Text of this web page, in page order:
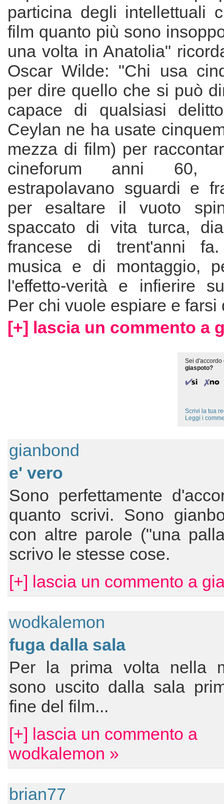
particina degli intellettuali
film quanto più sono
una volta in Anatolia"
Oscar Wilde: "Chi usa
per dire quello che si può
capace di qualsiasi
Ceylan ne ha usate
mezza di film) per
cineforum anni 60,
estrapolavano sguardi e
per esaltare il vuoto
spaccato di vita turca,
francese di trent'anni
musica e di montaggio,
l'effetto-verità e infierire
Per chi vuole espiare e farsi
[+] lascia un commento a
Sei d'accordo
giaspoto?
Scrivi la tua
Leggi i
gianbond
e' vero
Sono perfettamente
quanto scrivi. Sono
con altre parole ("una
scrivo le stesse cose.
[+] lascia un commento a
wodkalemon
fuga dalla sala
Per la prima volta nella
sono uscito dalla sala
fine del film...
[+] lascia un commento a
wodkalemon »
brian77